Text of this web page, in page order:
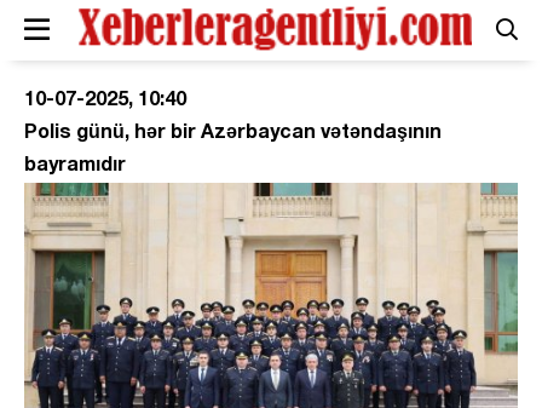
10-07-2025, 10:40
Polis günü, hər bir Azərbaycan vətəndaşının
bayramıdır